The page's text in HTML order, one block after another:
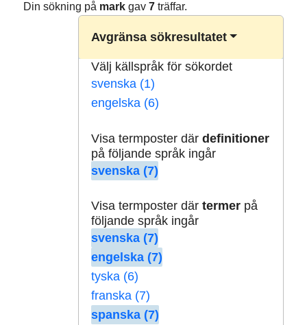
Din sökning på markgav 7träffar.
Avgränsa sökresultatet
Välj källspråk för sökordet
svenska (1)
engelska (6)
Visa termposter där definitioner
på följande språk ingår
svenska (7)
Visa termposter där termerpå
följande språk ingår
svenska (7)
engelska (7)
tyska (6)
franska (7)
spanska (7)